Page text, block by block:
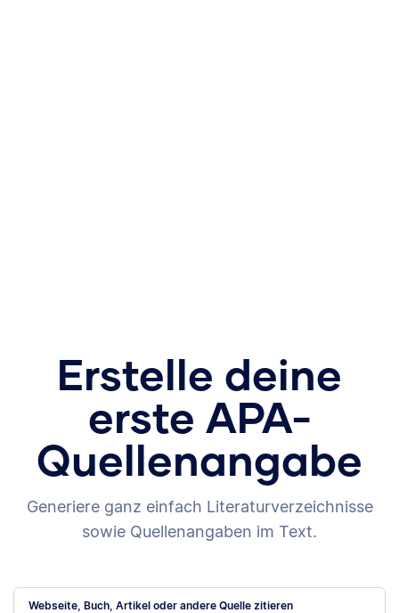
Erstelle deine
erste APA-
Quellenangabe
Generiere ganz einfach Literaturverzeichnisse
sowie Quellenangaben im Text.
Webseite, Buch, Artikel oder andere Quelle zitieren